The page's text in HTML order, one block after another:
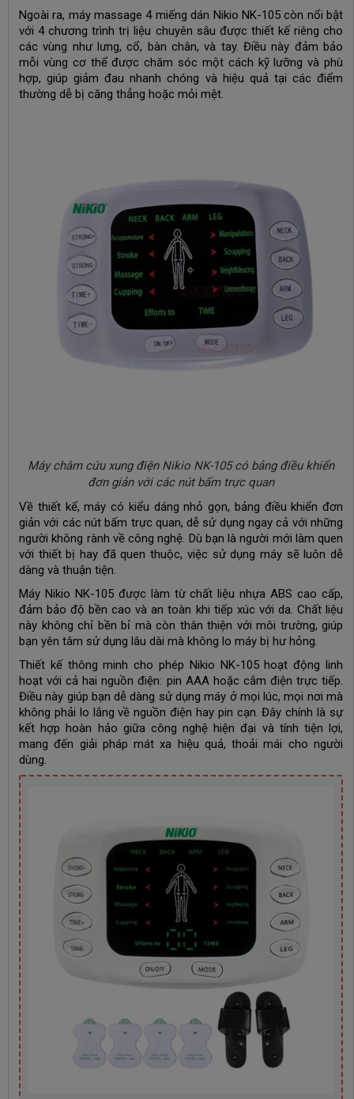
Ngoài ra, máy massage 4 miếng dán Nikio NK-105 còn nổi bật
với 4 chương trình trị liệu chuyên sâu được thiết kế riêng cho
các vùng như lưng, cổ, bàn chân, và tay. Điều này đảm bảo
mỗi vùng cơ thể được chăm sóc một cách kỹ lưỡng và phù
hợp, giúp giảm đau nhanh chóng và hiệu quả tại các điểm
thường dễ bị căng thẳng hoặc mỏi mệt.
Máy châm cứu xung điện Nikio NK-105 có bảng điều khiển
đơn giản với các nút bấm trực quan
Về thiết kế, máy có kiểu dáng nhỏ gọn, bảng điều khiển đơn
giản với các nút bấm trực quan, dễ sử dụng ngay cả với những
người không rành về công nghệ. Dù bạn là người mới làm quen
với thiết bị hay đã quen thuộc, việc sử dụng máy sẽ luôn dễ
dàng và thuận tiện.
Máy Nikio NK-105 được làm từ chất liệu nhựa ABS cao cấp,
đảm bảo độ bền cao và an toàn khi tiếp xúc với da. Chất liệu
này không chỉ bền bỉ mà còn thân thiện với môi trường, giúp
bạn yên tâm sử dụng lâu dài mà không lo máy bị hư hỏng.
Thiết kế thông minh cho phép Nikio NK-105 hoạt động linh
hoạt với cả hai nguồn điện: pin AAA hoặc cắm điện trực tiếp.
Điều này giúp bạn dễ dàng sử dụng máy ở mọi lúc, mọi nơi mà
không phải lo lắng về nguồn điện hay pin cạn. Đây chính là sự
kết hợp hoàn hảo giữa công nghệ hiện đại và tính tiện lợi,
mang đến giải pháp mát xa hiệu quả, thoải mái cho người
dùng.